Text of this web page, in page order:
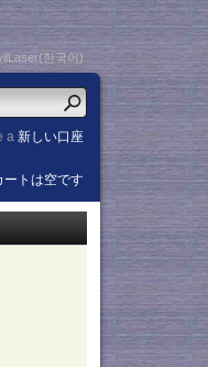
한국어)
a新しい口座
ートは空です